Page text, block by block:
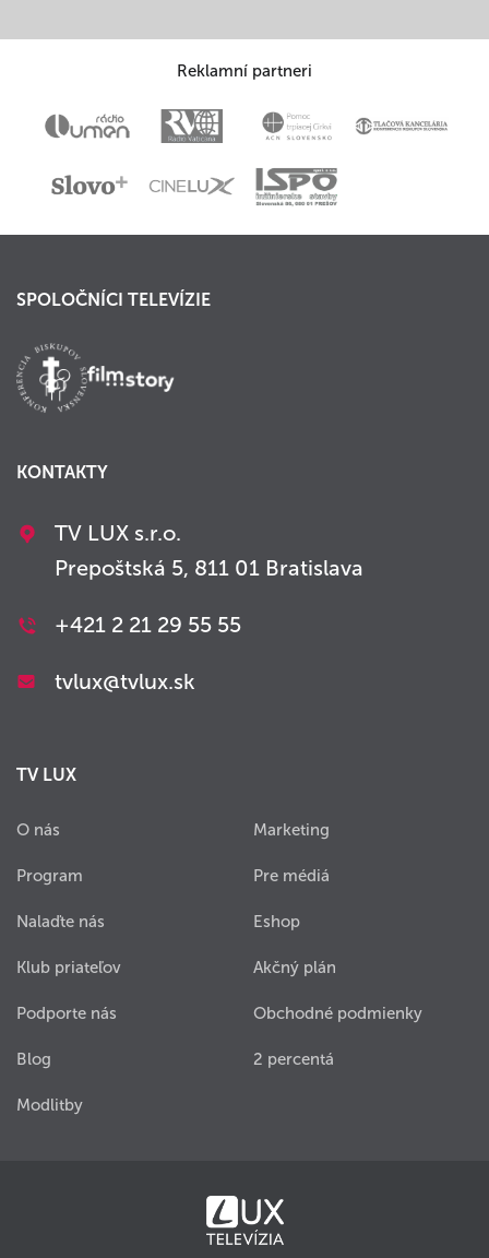
Reklamní partneri
SPOLOČNÍCI TELEVÍZIE
KONTAKTY
TV LUX s.r.o.
Prepoštská 5, 811 01 Bratislava
+421 2 21 29 55 55
tvlux@tvlux.sk
TV LUX
O nás
Program
Nalaďte nás
Klub priateľov
Podporte nás
Blog
Modlitby
Marketing
Pre médiá
Eshop
Akčný plán
Obchodné podmienky
2 percentá